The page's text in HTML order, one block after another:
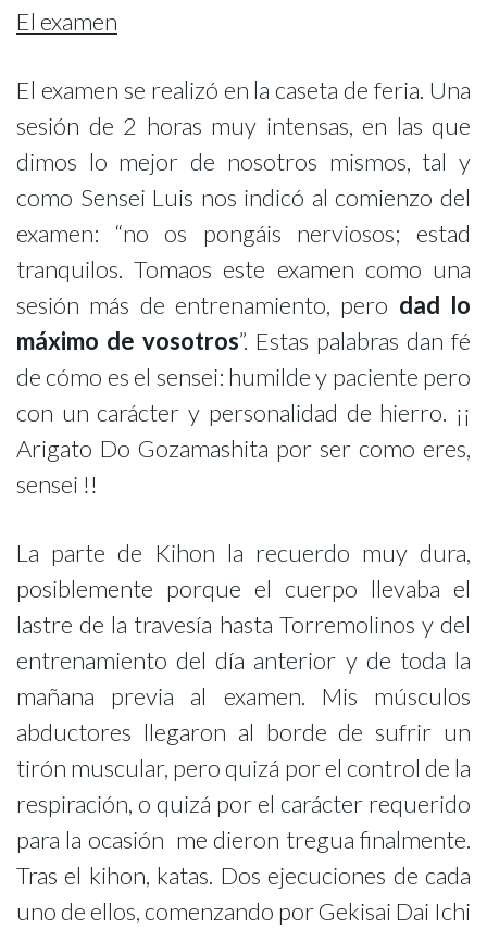
El examen
El examen se realizó en la caseta de feria. Una
sesión de 2 horas muy intensas, en las que
dimos lo mejor de nosotros mismos, tal y
como Sensei Luis nos indicó al comienzo del
examen: “no os pongáis nerviosos; estad
tranquilos. Tomaos este examen como una
sesión más de entrenamiento, pero dad lo
máximo de vosotros”. Estas palabras dan fé
de cómo es el sensei: humilde y paciente pero
con un carácter y personalidad de hierro. ¡¡
Arigato Do Gozamashita por ser como eres,
sensei !!
La parte de Kihon la recuerdo muy dura,
posiblemente porque el cuerpo llevaba el
lastre de la travesía hasta Torremolinos y del
entrenamiento del día anterior y de toda la
mañana previa al examen. Mis músculos
abductores llegaron al borde de sufrir un
tirón muscular, pero quizá por el control de la
respiración, o quizá por el carácter requerido
para la ocasión me dieron tregua finalmente.
Tras el kihon, katas. Dos ejecuciones de cada
uno de ellos, comenzando por Gekisai Dai Ichi